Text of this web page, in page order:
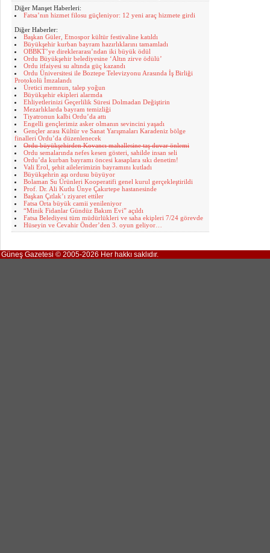
Diğer Manşet Haberleri:
Fatsa’nın hizmet filosu güçleniyor: 12 yeni araç hizmete girdi
Diğer Haberler:
Başkan Güler, Etnospor kültür festivaline katıldı
Büyükşehir kurban bayram hazırlıklarını tamamladı
OBBKT’ye direklerarası’ndan iki büyük ödül
Ordu Büyükşehir belediyesine ‘Altın zirve ödülü’
Ordu itfaiyesi su altında güç kazandı
Ordu Üniversitesi ile Boztepe Televizyonu Arasında İş Birliği
Protokolü İmzalandı
Üretici memnun, talep yoğun
Büyükşehir ekipleri alarmda
Ehliyetlerinizi Geçerlilik Süresi Dolmadan Değiştirin
Mezarlıklarda bayram temizliği
Tiyatronun kalbi Ordu’da attı
Engelli gençlerimiz asker olmanın sevincini yaşadı
Gençler arası Kültür ve Sanat Yarışmaları Karadeniz bölge
finalleri Ordu’da düzenlenecek
Ordu büyükşehirden Kovancı mahallesine taş duvar önlemi
Ordu semalarında nefes kesen gösteri, sahilde insan seli
Ordu’da kurban bayramı öncesi kasaplara sıkı denetim!
Vali Erol, şehit ailelerimizin bayramını kutladı
Büyükşehrin aşı ordusu büyüyor
Bolaman Su Ürünleri Kooperatifi genel kurul gerçekleştirildi
Prof. Dr. Ali Kutlu Ünye Çakırtepe hastanesinde
Başkan Çıtlak’ı ziyaret ettiler
Fatsa Orta büyük camii yenileniyor
“Minik Fidanlar Gündüz Bakım Evi” açıldı
Fatsa Belediyesi tüm müdürlükleri ve saha ekipleri 7/24 görevde
Hüseyin ve Cevahir Önder’den 3. oyun geliyor…
Güneş Gazetesi © 2005-2026 Her hakkı saklıdır.